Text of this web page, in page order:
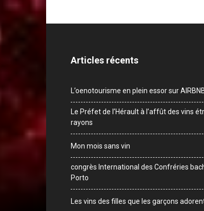
Articles récents
L’oenotourisme en plein essor sur
Le Préfet de l’Hérault à l’affût des vins
rayons
Mon mois sans vin
congrès International des Confréries
Porto
Les vins des filles que les garçons